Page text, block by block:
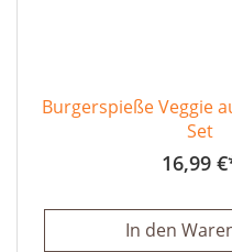
Burgerspieße Veggie
Set
16,99 €
In den